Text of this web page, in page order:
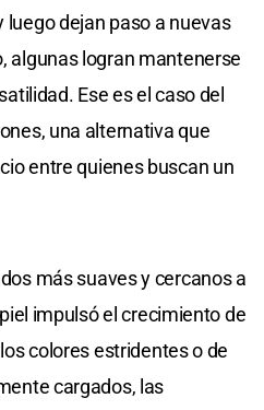
dejan paso a nuevas
algunas logran mantenerse
Ese es el caso del
una alternativa que
entre quienes buscan un
más suaves y cercanos a
impulsó el crecimiento de
colores estridentes o de
cargados, las